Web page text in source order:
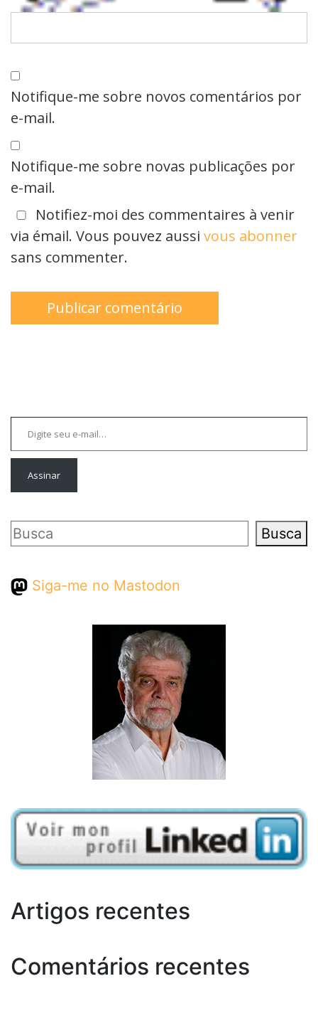
Notifique-me sobre novos comentários por
e-mail.
Notifique-me sobre novas publicações por
e-mail.
Notifiez-moi des commentaires à venir
via émail. Vous pouvez aussi vous abonner
sans commenter.
Digite seu e-mail…
Assinar
Pesquisar Busca
Siga-me no Mastodon
Artigos recentes
Comentários recentes